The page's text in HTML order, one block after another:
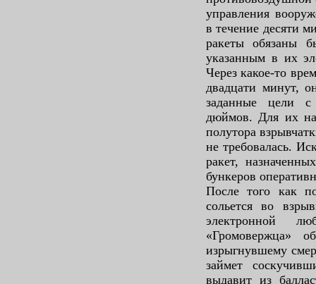
управления
в течение десяти
ракеты обязаны
указанным в их
Через какое-то
двадцати минут,
заданные цели с
дюймов. Для их
полутора
не требовалась.
ракет,
бункеров
После того как
сольется во
электронной
«Громовержца»
изрыгнувшему
займет
выдавит из